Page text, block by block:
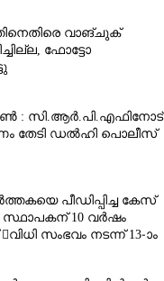
വാങ്‌ചുക്
ഫോട്ടോ
: സി.ആർ.പി.എഫിനോട്
തേടി ഡൽഹി പൊലീസ്
പീഡിപ്പിച്ച കേസ്
10 വർഷം
സംഭവം നടന്ന് 13-ാം